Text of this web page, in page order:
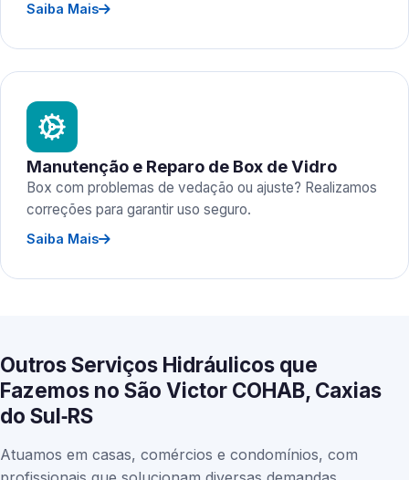
Saiba Mais
Manutenção e Reparo de Box de Vidro
Box com problemas de vedação ou ajuste? Realizamos
correções para garantir uso seguro.
Saiba Mais
Outros Serviços Hidráulicos que
Fazemos no São Victor COHAB, Caxias
do Sul‑RS
Atuamos em casas, comércios e condomínios, com